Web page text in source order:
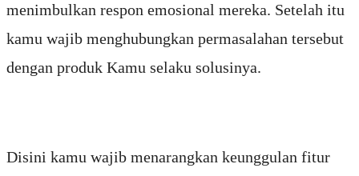
menimbulkan respon emosional mereka. Setelah itu
kamu wajib menghubungkan permasalahan tersebut
dengan produk Kamu selaku solusinya.
Disini kamu wajib menarangkan keunggulan fitur